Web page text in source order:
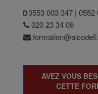
0553 003 347 | 0552
020 23 34 09
AVEZ VOUS
CETTE